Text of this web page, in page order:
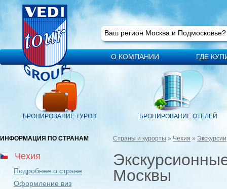
Ваш регион Москва и
Ваш регионМосква
О КОМПАНИИ ГДЕ
БРОНИРОВАНИЕ ТУРОВ БРОНИРОВАНИЕ ОТЕЛЕЙ
ИНФОРМАЦИЯ ПО СТРАНАМ
Чехия
Подробнее о стране
Оформление виз
Страны и курорты » Чехия » Экскурсии
Москвы